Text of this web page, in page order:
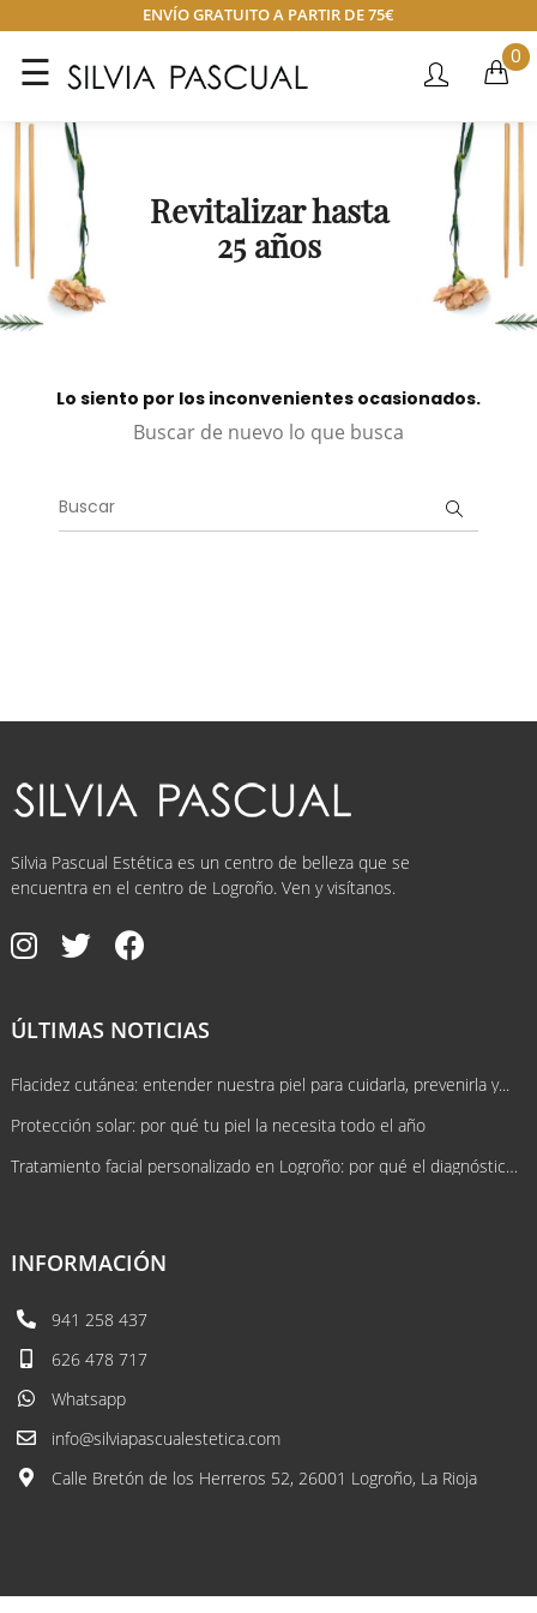
ENVÍO GRATUITO A PARTIR DE 75€
Navegación
palanca
☰ 0
Revitalizar hasta
25 años
Lo siento por los inconvenientes ocasionados.
Buscar de nuevo lo que busca
Silvia Pascual Estética es un centro de belleza que se
encuentra en el centro de Logroño. Ven y visítanos.
ÚLTIMAS NOTICIAS
Flacidez cutánea: entender nuestra piel para cuidarla, prevenirla y...
Protección solar: por qué tu piel la necesita todo el año
Tratamiento facial personalizado en Logroño: por qué el diagnóstico lo cambia...
INFORMACIÓN
941 258 437
626 478 717
Whatsapp
info@silviapascualestetica.com
Calle Bretón de los Herreros 52, 26001 Logroño, La Rioja